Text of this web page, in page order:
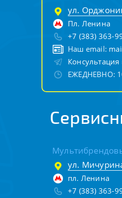
ул.
Пл. Ленина
+7 (383) 363-
Наш email:
Консультация
ЕЖЕДНЕВНО:
ул.
пл. Ленина
+7 (383) 363-